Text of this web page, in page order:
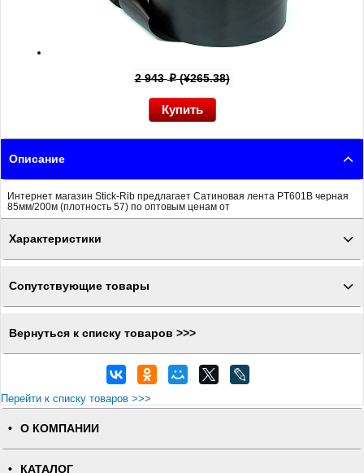
2 943p(¥265.38)
Описание
Интернет магазин Stick-Rib предлагает Сатиновая лента PT601B черная
85мм/200м (плотность 57) по оптовым ценам от
Характеристики
Сопутствующие товары
Вернуться к списку товаров >>>
Перейти к списку товаров >>>
О КОМПАНИИ
КАТАЛОГ